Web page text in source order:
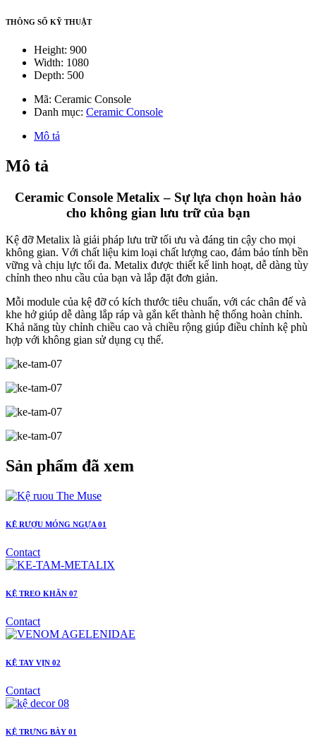
THÔNG SỐ KỸ THUẬT
Height: 900
Width: 1080
Depth: 500
Mã: Ceramic Console
Danh mục: Ceramic Console
Mô tả
Mô tả
Ceramic Console Metalix – Sự lựa chọn hoàn hảo
cho không gian lưu trữ của bạn
Kệ đỡ Metalix là giải pháp lưu trữ tối ưu và đáng tin cậy cho mọi
không gian. Với chất liệu kim loại chất lượng cao, đảm bảo tính bền
vững và chịu lực tối đa. Metalix được thiết kế linh hoạt, dễ dàng tùy
chỉnh theo nhu cầu của bạn và lắp đặt đơn giản.
Mỗi module của kệ đỡ có kích thước tiêu chuẩn, với các chân đế và
khe hở giúp dễ dàng lắp ráp và gắn kết thành hệ thống hoàn chỉnh.
Khả năng tùy chỉnh chiều cao và chiều rộng giúp điều chỉnh kệ phù
hợp với không gian sử dụng cụ thể.
Sản phẩm đã xem
KỆ RƯỢU MÓNG NGỰA 01
Contact
KỆ TREO KHĂN 07
Contact
KỆ TAY VỊN 02
Contact
KỆ TRƯNG BÀY 01